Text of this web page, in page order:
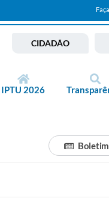
CIDADÃO
IPTU 2026